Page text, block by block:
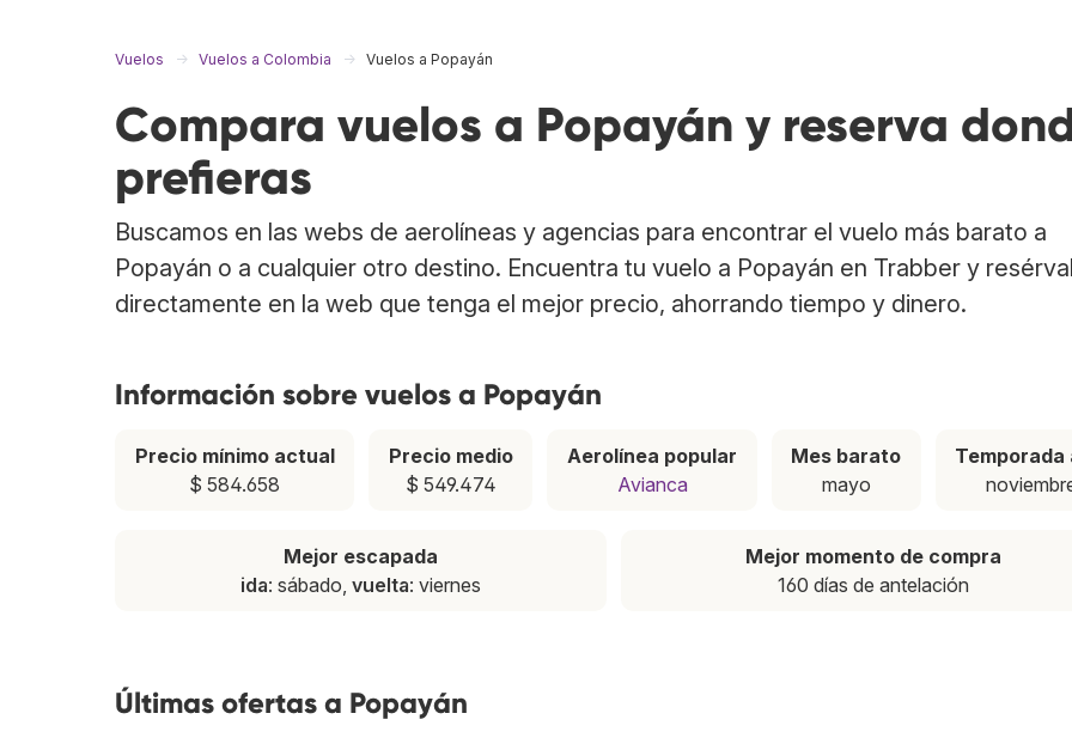
Vuelos Vuelos a Colombia Vuelos a Popayán
Compara vuelos a Popayán y reserva
prefieras
Buscamos en las webs de aerolíneas y agencias para encontrar el vuelo más barato a
Popayán o a cualquier otro destino. Encuentra tu vuelo a Popayán en Trabber y
directamente en la web que tenga el mejor precio, ahorrando tiempo y dinero.
Información sobre vuelos a Popayán
Precio mínimo actual
$ 584.658
Precio medio
$ 549.474
Aerolínea popular
Avianca
Mes barato
mayo
Temporada
Mejor escapada
ida: sábado, vuelta: viernes
Mejor momento de compra
160 días de antelación
Últimas ofertas a Popayán